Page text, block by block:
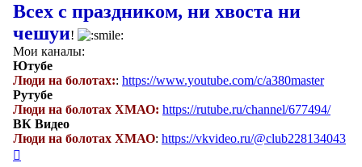
Всех с праздником, ни хвоста ни
чешуи!
Мои каналы:
Ютубе
Люди на болотах:: https://www.youtube.com/c/a380master
Рутубе
Люди на болотах ХМАО: https://rutube.ru/channel/677494/
ВК Видео
Люди на болотах ХМАО: https://vkvideo.ru/@club228134043